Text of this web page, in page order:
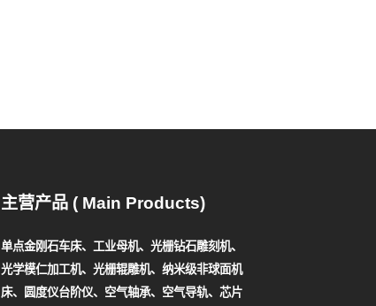
主营产品 ( Main Products)
单点金刚石车床、工业母机、光栅钻石雕刻机、
光学模仁加工机、光栅辊雕机、纳米级非球面机
床、圆度仪台阶仪、空气轴承、空气导轨、芯片